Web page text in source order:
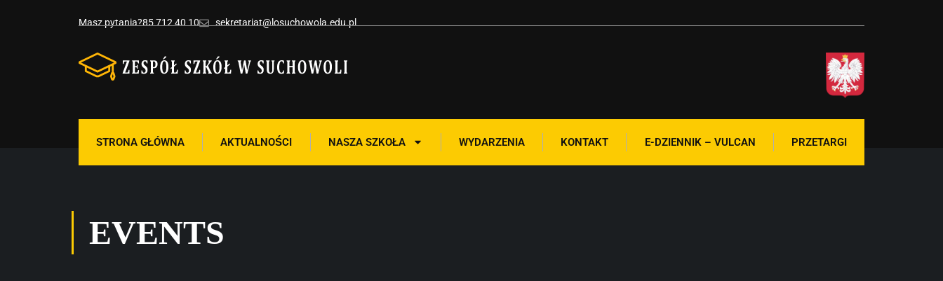
Masz pytania?85 712 40 10 sekretariat@losuchowola.edu.pl
STRONA GŁÓWNA AKTUALNOŚCI NASZA SZKOŁA WYDARZENIA KONTAKT E-DZIENNIK – VULCAN PRZETARGI
EVENTS